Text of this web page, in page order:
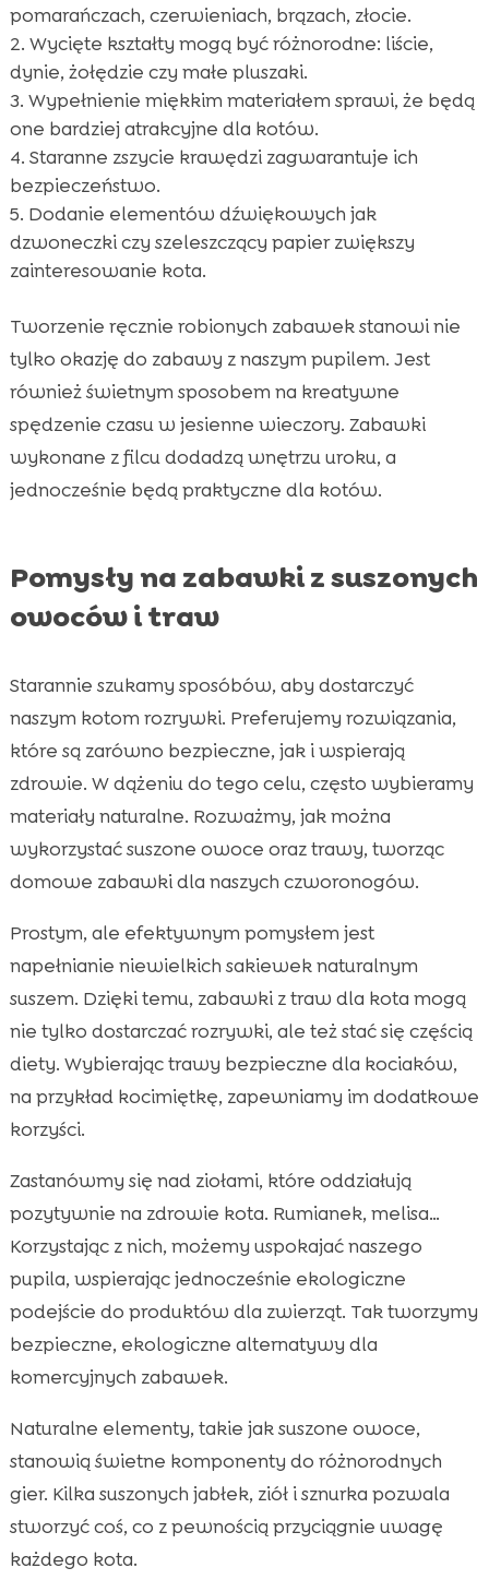
pomarańczach, czerwieniach, brązach, złocie.
Wycięte kształty mogą być różnorodne: liście,
dynie, żołędzie czy małe pluszaki.
Wypełnienie miękkim materiałem sprawi, że będą
one bardziej atrakcyjne dla kotów.
Staranne zszycie krawędzi zagwarantuje ich
bezpieczeństwo.
Dodanie elementów dźwiękowych jak
dzwoneczki czy szeleszczący papier zwiększy
zainteresowanie kota.
Tworzenie ręcznie robionych zabawek stanowi nie
tylko okazję do zabawy z naszym pupilem. Jest
również świetnym sposobem na kreatywne
spędzenie czasu w jesienne wieczory. Zabawki
wykonane z filcu dodadzą wnętrzu uroku, a
jednocześnie będą praktyczne dla kotów.
Pomysły na zabawki z suszonych
owoców i traw
Starannie szukamy sposóbów, aby dostarczyć
naszym kotom rozrywki. Preferujemy rozwiązania,
które są zarówno bezpieczne, jak i wspierają
zdrowie. W dążeniu do tego celu, często wybieramy
materiały naturalne. Rozważmy, jak można
wykorzystać suszone owoce oraz trawy, tworząc
domowe zabawki dla naszych czworonogów.
Prostym, ale efektywnym pomysłem jest
napełnianie niewielkich sakiewek naturalnym
suszem. Dzięki temu, zabawki z traw dla kota mogą
nie tylko dostarczać rozrywki, ale też stać się częścią
diety. Wybierając trawy bezpieczne dla kociaków,
na przykład kocimiętkę, zapewniamy im dodatkowe
korzyści.
Zastanówmy się nad ziołami, które oddziałują
pozytywnie na zdrowie kota. Rumianek, melisa…
Korzystając z nich, możemy uspokajać naszego
pupila, wspierając jednocześnie ekologiczne
podejście do produktów dla zwierząt. Tak tworzymy
bezpieczne, ekologiczne alternatywy dla
komercyjnych zabawek.
Naturalne elementy, takie jak suszone owoce,
stanowią świetne komponenty do różnorodnych
gier. Kilka suszonych jabłek, ziół i sznurka pozwala
stworzyć coś, co z pewnością przyciągnie uwagę
każdego kota.